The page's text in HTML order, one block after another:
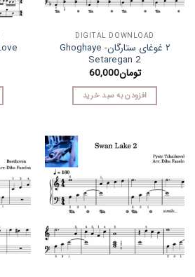
DIGITAL DOWNLOAD
۲ غوغای ستارگان- Ghoghaye
Setaregan 2
تومان60,000
افزودن به سبد خرید